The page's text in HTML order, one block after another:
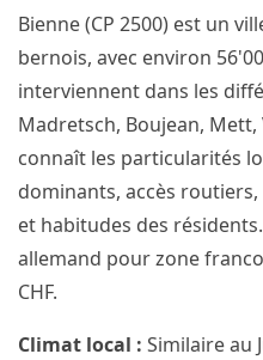
Bienne (CP 2500) est un
bernois, avec environ
interviennent dans les
Madretsch, Boujean,
connaît les particularités
dominants, accès
et habitudes des
allemand pour zone
CHF.
Climat local : Similaire au